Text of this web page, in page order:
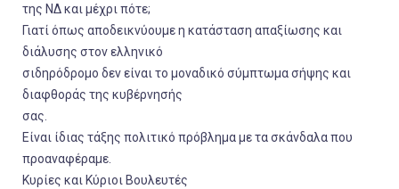
της ΝΔ και μέχρι πότε;
Γιατί όπως αποδεικνύουμε η κατάσταση απαξίωσης και
διάλυσης στον ελληνικό
σιδηρόδρομο δεν είναι το μοναδικό σύμπτωμα σήψης και
διαφθοράς της κυβέρνησής
σας.
Είναι ίδιας τάξης πολιτικό πρόβλημα με τα σκάνδαλα που
προαναφέραμε.
Κυρίες και Κύριοι Βουλευτές